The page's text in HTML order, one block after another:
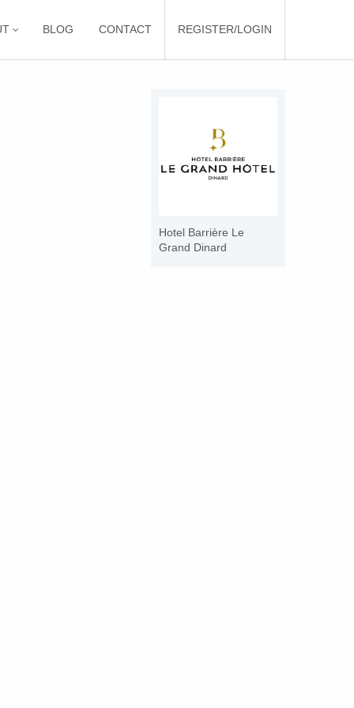
BLOG CONTACT REGISTER/LOGIN
Hotel Barrière Le
Grand Dinard